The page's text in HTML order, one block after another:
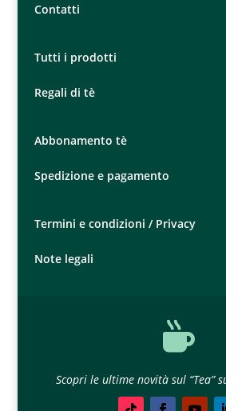
Contatti
Tutti i prodotti
Regali di tè
Abbonamento tè
Spedizione e pagamento
Termini e condizioni / Privacy
Note legali

Scopri le ultime novità sul “Tea”